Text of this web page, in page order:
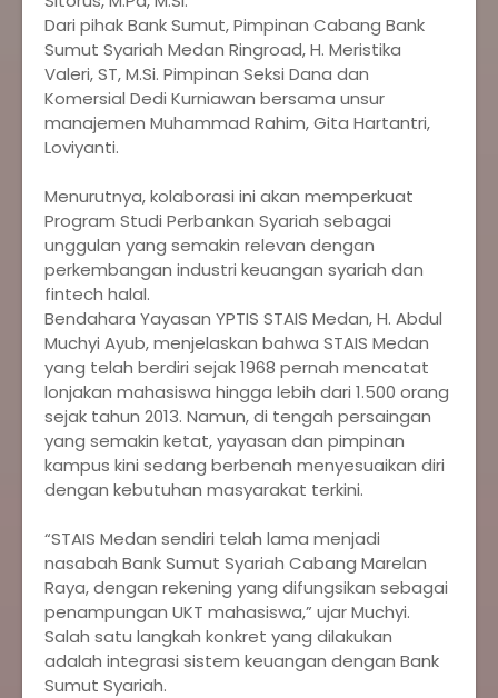
‎Dari pihak Bank Sumut, Pimpinan Cabang Bank
Sumut Syariah Medan Ringroad, H. Meristika
Valeri, ST, M.Si. Pimpinan Seksi Dana dan
Komersial Dedi Kurniawan bersama unsur
manajemen Muhammad Rahim, Gita Hartantri,
Loviyanti.
‎Menurutnya, kolaborasi ini akan memperkuat
Program Studi Perbankan Syariah sebagai
unggulan yang semakin relevan dengan
perkembangan industri keuangan syariah dan
fintech halal.
‎Bendahara Yayasan YPTIS STAIS Medan, H. Abdul
Muchyi Ayub, menjelaskan bahwa STAIS Medan
yang telah berdiri sejak 1968 pernah mencatat
lonjakan mahasiswa hingga lebih dari 1.500 orang
sejak tahun 2013. Namun, di tengah persaingan
yang semakin ketat, yayasan dan pimpinan
kampus kini sedang berbenah menyesuaikan diri
dengan kebutuhan masyarakat terkini.
‎“STAIS Medan sendiri telah lama menjadi
nasabah Bank Sumut Syariah Cabang Marelan
Raya, dengan rekening yang difungsikan sebagai
penampungan UKT mahasiswa,” ujar Muchyi.
‎Salah satu langkah konkret yang dilakukan
adalah integrasi sistem keuangan dengan Bank
Sumut Syariah.